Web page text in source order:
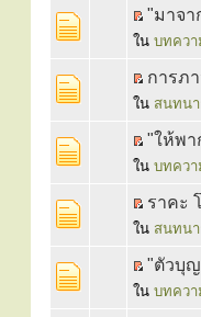
"มาจ
ใน บทควา
การภ
ใน สนทน
"ให้พ
ใน บทควา
ราคะ
ใน สนทน
"ตัวบุญ
ใน บทควา